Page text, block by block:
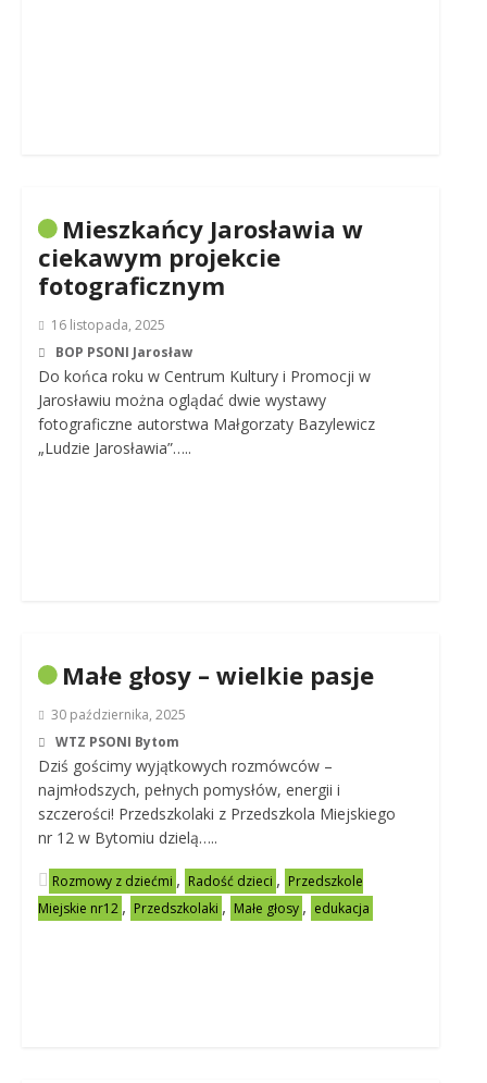
Mieszkańcy Jarosławia w
ciekawym projekcie
fotograficznym
16 listopada, 2025
BOP PSONI Jarosław
Do końca roku w Centrum Kultury i Promocji w
Jarosławiu można oglądać dwie wystawy
fotograficzne autorstwa Małgorzaty Bazylewicz
„Ludzie Jarosławia”…..
Małe głosy – wielkie pasje
30 października, 2025
WTZ PSONI Bytom
Dziś gościmy wyjątkowych rozmówców –
najmłodszych, pełnych pomysłów, energii i
szczerości! Przedszkolaki z Przedszkola Miejskiego
nr 12 w Bytomiu dzielą…..
Rozmowy z dziećmi , Radość dzieci , Przedszkole
Miejskie nr12 , Przedszkolaki , Małe głosy , edukacja